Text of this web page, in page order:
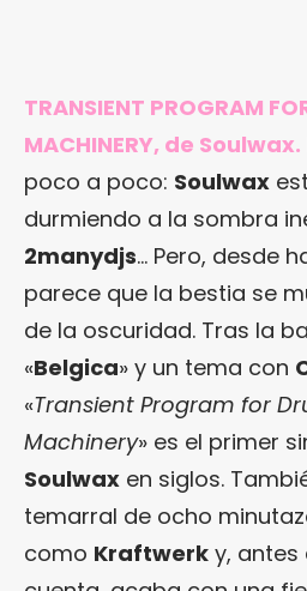
TRANSIENT PROGRAM
MACHINERY, de Soulwax.
poco a poco: Soulwax
durmiendo a la sombra
2manydjs… Pero, desde
parece que la bestia se
de la oscuridad. Tras la
«Belgica» y un tema con
«Transient Program for
Machinery» es el primer
Soulwax en siglos.
temarral de ocho
como Kraftwerk y, antes